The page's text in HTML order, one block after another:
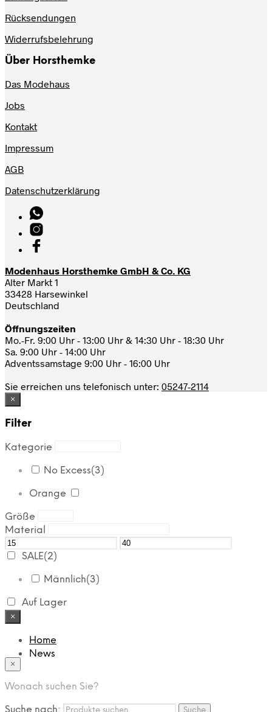
Rücksendungen
Widerrufsbelehrung
Über Horsthemke
Das Modehaus
Jobs
Kontakt
Impressum
AGB
Datenschutzerklärung
Modenhaus Horsthemke GmbH & Co. KG
Alter Markt 1
33428 Harsewinkel
Deutschland
Öffnungszeiten
Mo.-Fr. 9:00 Uhr - 13:00 Uhr & 14:30 Uhr - 18:30 Uhr
Sa. 9:00 Uhr - 14:00 Uhr
Adventssamstage 9:00 Uhr - 16:00 Uhr
Sie erreichen uns telefonisch unter: 05247-2114
×
Filter
Kategorie
No Excess(3)
Orange
Größe
Material
SALE(2)
Männlich(3)
Auf Lager
×
Home
News
App
FAQ
Nutzungbedingungen
×
Wonach suchen Sie?
Suche nach: Suche